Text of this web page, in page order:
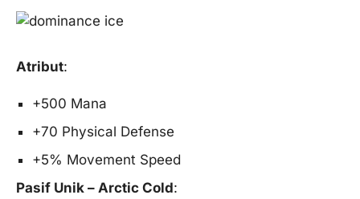
Atribut:
+500 Mana
+70 Physical Defense
+5% Movement Speed
Pasif Unik – Arctic Cold: